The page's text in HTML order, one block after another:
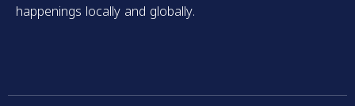
happenings locally and globally.